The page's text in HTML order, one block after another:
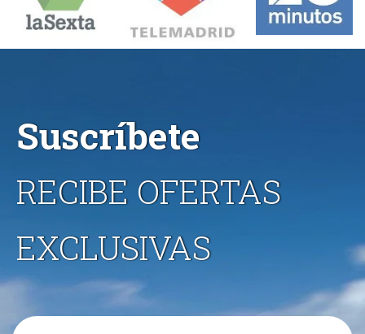
Suscríbete
RECIBE OFERTAS
EXCLUSIVAS
Email